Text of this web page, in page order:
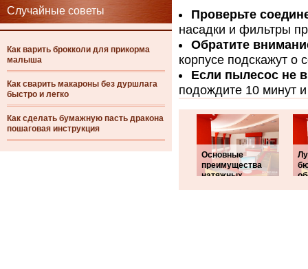
Случайные советы
Как варить брокколи для прикорма
малыша
Как сварить макароны без дуршлага
быстро и легко
Как сделать бумажную пасть дракона
пошаговая инструкция
Проверьте
насадки и фильтры
Обратите
корпусе подскажут о
Если пылесос не
подождите 10 минут
Основные
преимущества
натяжных